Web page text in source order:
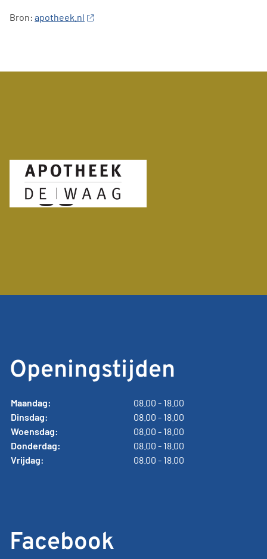
Bron: apotheek.nl
Openingstijden
Maandag:
08.00 - 18.00
Dinsdag:
08.00 - 18.00
Woensdag:
08.00 - 18.00
Donderdag:
08.00 - 18.00
Vrijdag:
08.00 - 18.00
Facebook